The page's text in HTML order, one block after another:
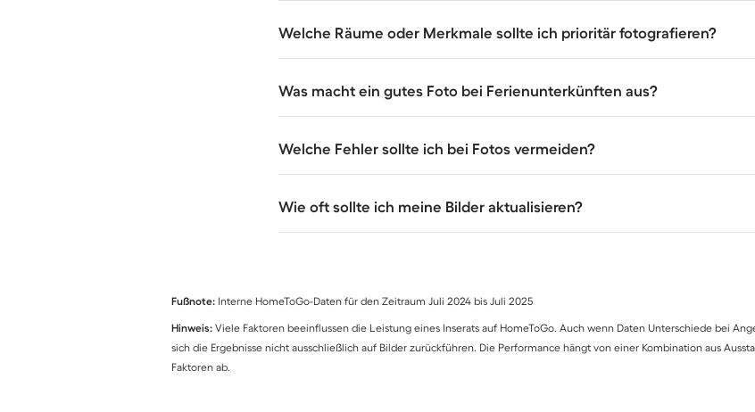
Welche Räume oder Merkmale sollte ich prioritär fotografieren?
Was macht ein gutes Foto bei Ferienunterkünften aus?
Welche Fehler sollte ich bei Fotos vermeiden?
Wie oft sollte ich meine Bilder aktualisieren?
Fußnote: Interne HomeToGo-Daten für den Zeitraum Juli 2024 bis Juli 2025
Hinweis: Viele Faktoren beeinflussen die Leistung eines Inserats auf HomeToGo. Auch wenn Daten Unterschiede bei
sich die Ergebnisse nicht ausschließlich auf Bilder zurückführen. Die Performance hängt von einer Kombination aus
Faktoren ab.